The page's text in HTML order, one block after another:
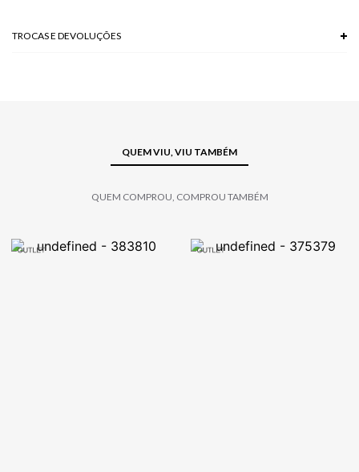
TROCAS E DEVOLUÇÕES
QUEM VIU, VIU TAMBÉM
QUEM COMPROU, COMPROU TAMBÉM